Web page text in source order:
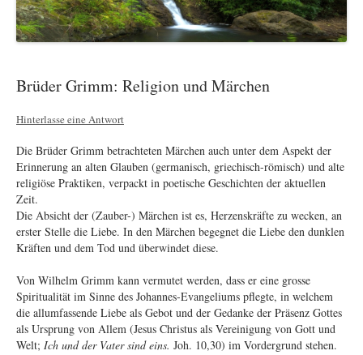
Brüder Grimm: Religion und Märchen
Hinterlasse eine Antwort
Die Brüder Grimm betrachteten Märchen auch unter dem Aspekt der
Erinnerung an alten Glauben (germanisch, griechisch-römisch) und alte
religiöse Praktiken, verpackt in poetische Geschichten der aktuellen
Zeit.
Die Absicht der (Zauber-) Märchen ist es, Herzenskräfte zu wecken, an
erster Stelle die Liebe. In den Märchen begegnet die Liebe den dunklen
Kräften und dem Tod und überwindet diese.
Von Wilhelm Grimm kann vermutet werden, dass er eine grosse
Spiritualität im Sinne des Johannes-Evangeliums pflegte, in welchem
die allumfassende Liebe als Gebot und der Gedanke der Präsenz Gottes
als Ursprung von Allem (Jesus Christus als Vereinigung von Gott und
Welt; Ich und der Vater sind eins. Joh. 10,30) im Vordergrund stehen.